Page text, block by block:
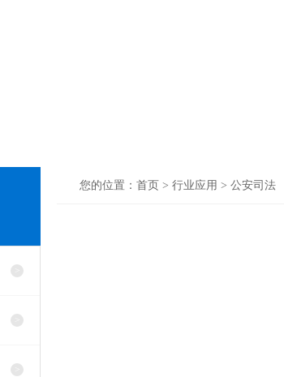
您的位置： 首页 > 行业应用 > 公安司法